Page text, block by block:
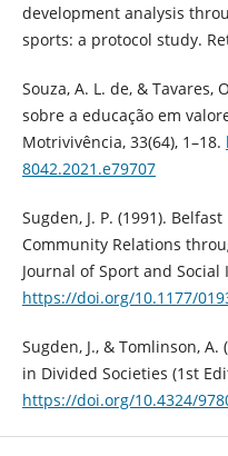
development analysis
sports: a protocol study.
Souza, A. L. de, & Tavares,
sobre a educação em
Motrivivência, 33(64), 1–18.
8042.2021.e79707
Sugden, J. P. (1991).
Community Relations
Journal of Sport and Social
https://doi.org/10.1177/
Sugden, J., & Tomlinson,
in Divided Societies (1st
https://doi.org/10.4324/